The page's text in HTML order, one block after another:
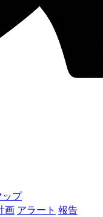
ップ
画 アラート 報告